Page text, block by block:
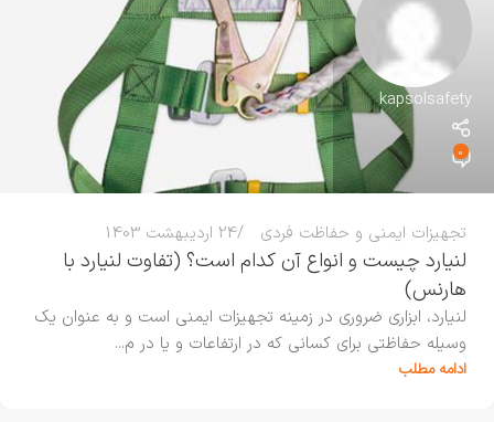
kapsolsafety
0
تجهیزات ایمنی و حفاظت فردی 24 اردیبهشت 1403
لنیارد چیست و انواع آن کدام است؟ (تفاوت لنیارد با
هارنس)
لنیارد، ابزاری ضروری در زمینه تجهیزات ایمنی است و به عنوان یک
وسیله حفاظتی برای کسانی که در ارتفاعات و یا در م...
ادامه مطلب